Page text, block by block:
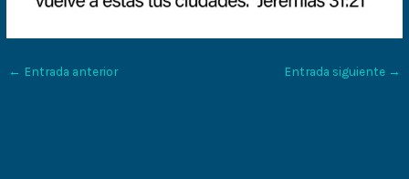
← Entrada anterior Entrada siguiente →